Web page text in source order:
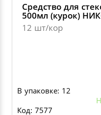
Средство для
500мл (курок)
12 шт/кор
В упаковке: 12
Код: 7577